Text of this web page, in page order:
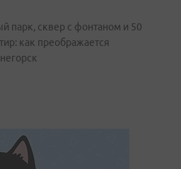
парк, сквер с фонтаном и 50
как преображается